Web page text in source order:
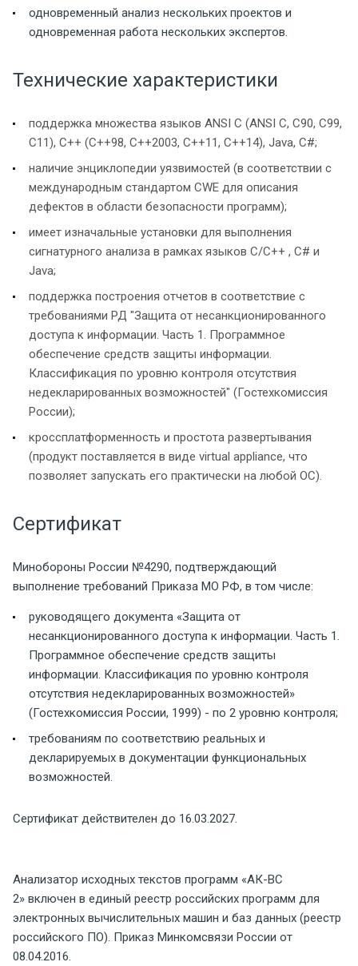
одновременный анализ нескольких проектов и
одновременная работа нескольких экспертов.
Технические характеристики
поддержка множества языков ANSI C (ANSI C, C90, C99,
C11), C++ (C++98, C++2003, С++11, С++14), Java, C#;
наличие энциклопедии уязвимостей (в соответствии с
международным стандартом CWE для описания
дефектов в области безопасности программ);
имеет изначальные установки для выполнения
сигнатурного анализа в рамках языков C/C++ , C# и
Java;
поддержка построения отчетов в соответствие с
требованиями РД "Защита от несанкционированного
доступа к информации. Часть 1. Программное
обеспечение средств защиты информации.
Классификация по уровню контроля отсутствия
недекларированных возможностей" (Гостехкомиссия
России);
кроссплатформенность и простота развертывания
(продукт поставляется в виде virtual appliance, что
позволяет запускать его практически на любой ОС).
Сертификат
Минобороны России №4290, подтверждающий
выполнение требований Приказа МО РФ, в том числе:
руководящего документа «Защита от
несанкционированного доступа к информации. Часть 1.
Программное обеспечение средств защиты
информации. Классификация по уровню контроля
отсутствия недекларированных возможностей»
(Гостехкомиссия России, 1999) - по 2 уровню контроля;
требованиям по соответствию реальных и
декларируемых в документации функциональных
возможностей.
Сертификат действителен до 16.03.2027.
Анализатор исходных текстов программ «АК-ВС
2» включен в единый реестр российских программ для
электронных вычислительных машин и баз данных (реестр
российского ПО). Приказ Минкомсвязи России от
08.04.2016.